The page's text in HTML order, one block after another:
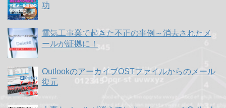
功
電気工事業で起きた不正の事例～消去されたメ
ールが証拠に！
OutlookのアーカイブOSTファイルからのメール
復元